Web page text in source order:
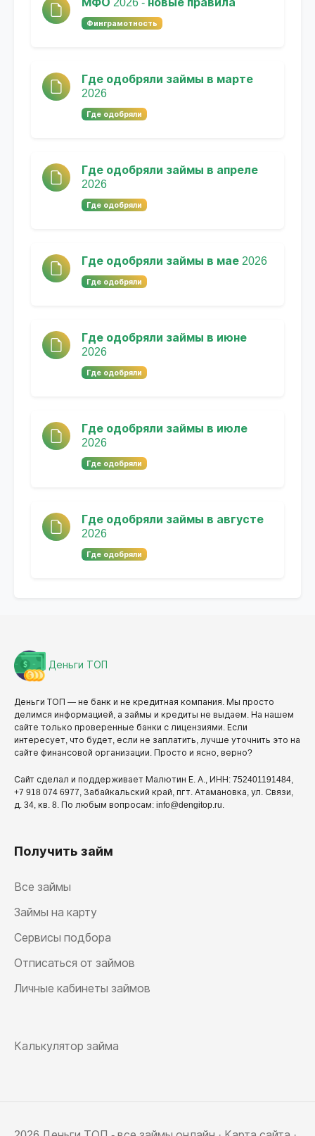
МФО 2026 - новые правила
Финграмотность
Где одобряли займы в марте
2026
Где одобряли
Где одобряли займы в апреле
2026
Где одобряли
Где одобряли займы в мае 2026
Где одобряли
Где одобряли займы в июне
2026
Где одобряли
Где одобряли займы в июле
2026
Где одобряли
Где одобряли займы в августе
2026
Где одобряли
Деньги ТОП
Деньги ТОП — не банк и не кредитная компания. Мы просто
делимся информацией, а займы и кредиты не выдаем. На нашем
сайте только проверенные банки с лицензиями. Если
интересует, что будет, если не заплатить, лучше уточнить это на
сайте финансовой организации. Просто и ясно, верно?
Сайт сделал и поддерживает Малютин Е. А., ИНН: 752401191484,
+7 918 074 6977, Забайкальский край, пгт. Атамановка, ул. Связи,
д. 34, кв. 8. По любым вопросам: info@dengitop.ru.
Получить займ
Все займы
Займы на карту
Сервисы подбора
Отписаться от займов
Личные кабинеты займов
Калькулятор займа